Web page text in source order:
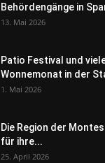
Behördengänge in
13. Mai 2026
Patio Festival und
Wonnemonat in der
1. Mai 2026
Die Region der
für ihre...
25. April 2026